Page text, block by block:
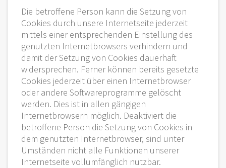
Die betroffene Person kann die Setzung von
Cookies durch unsere Internetseite jederzeit
mittels einer entsprechenden Einstellung des
genutzten Internetbrowsers verhindern und
damit der Setzung von Cookies dauerhaft
widersprechen. Ferner können bereits gesetzte
Cookies jederzeit über einen Internetbrowser
oder andere Softwareprogramme gelöscht
werden. Dies ist in allen gängigen
Internetbrowsern möglich. Deaktiviert die
betroffene Person die Setzung von Cookies in
dem genutzten Internetbrowser, sind unter
Umständen nicht alle Funktionen unserer
Internetseite vollumfänglich nutzbar.